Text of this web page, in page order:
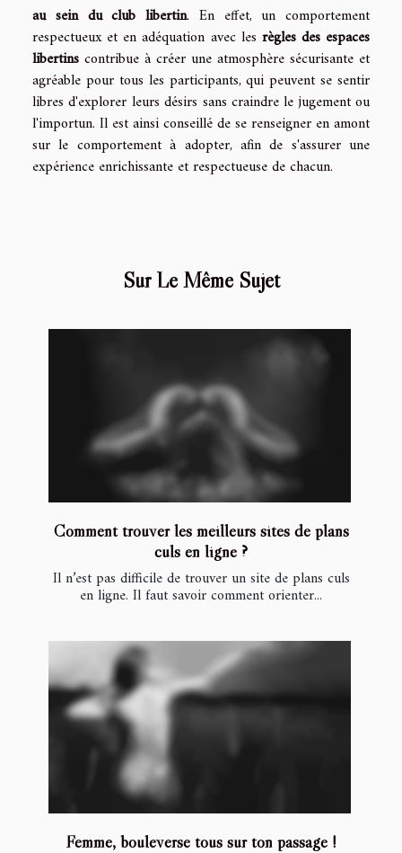
au sein du club libertin. En effet, un comportement
respectueux et en adéquation avec les règles des espaces
libertins contribue à créer une atmosphère sécurisante et
agréable pour tous les participants, qui peuvent se sentir
libres d'explorer leurs désirs sans craindre le jugement ou
l'importun. Il est ainsi conseillé de se renseigner en amont
sur le comportement à adopter, afin de s'assurer une
expérience enrichissante et respectueuse de chacun.
Sur Le Même Sujet
Comment trouver les meilleurs sites de plans
culs en ligne ?
Il n’est pas difficile de trouver un site de plans culs
en ligne. Il faut savoir comment orienter...
Femme, bouleverse tous sur ton passage !